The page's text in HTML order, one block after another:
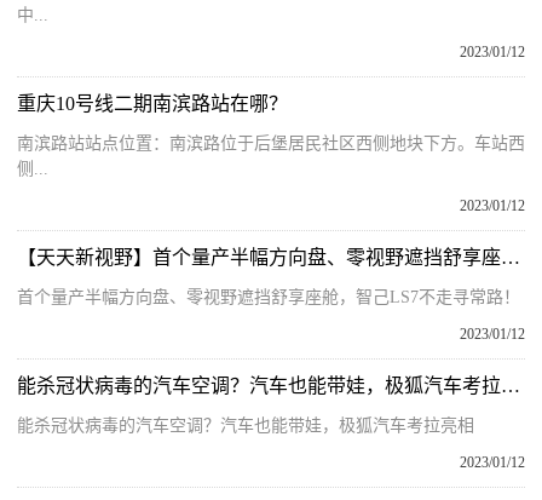
中...
2023/01/12
重庆10号线二期南滨路站在哪？
南滨路站站点位置：南滨路位于后堡居民社区西侧地块下方。车站西
侧...
2023/01/12
【天天新视野】首个量产半幅方向盘、零视野遮挡舒享座舱，智己LS7不走寻常路！
首个量产半幅方向盘、零视野遮挡舒享座舱，智己LS7不走寻常路！
2023/01/12
能杀冠状病毒的汽车空调？汽车也能带娃，极狐汽车考拉亮相
能杀冠状病毒的汽车空调？汽车也能带娃，极狐汽车考拉亮相
2023/01/12